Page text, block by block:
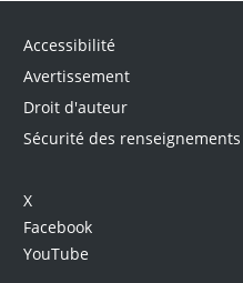
Accessibilité
Avertissement
Droit d'auteur
Sécurité des renseignements
X
Facebook
YouTube